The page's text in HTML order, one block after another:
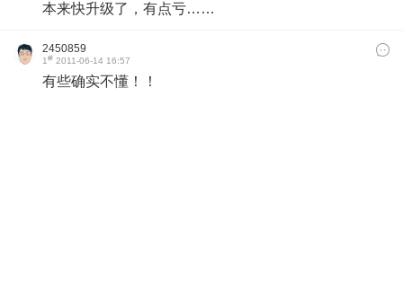
本来快升级了，有点亏……
2450859
1# 2011-06-14 16:57
有些确实不懂！！